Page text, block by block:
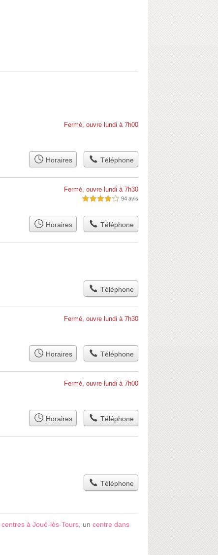
Fermé, ouvre lundi à 7h00
Horaires Téléphone
Fermé, ouvre lundi à 7h30
4,0 étoiles sur 5 94 avis
Horaires Téléphone
Téléphone
Fermé, ouvre lundi à 7h30
Horaires Téléphone
Fermé, ouvre lundi à 7h00
Horaires Téléphone
Téléphone
centres à Joué-lès-Tours , un centre dans